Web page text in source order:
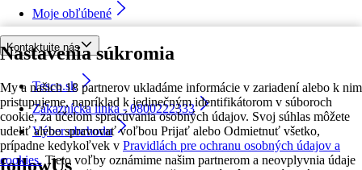
Nastavenia súkromia
My a našich 18 partnerov ukladáme informácie v zariadení alebo k nim
pristupujeme, napríklad k jedinečným identifikátorom v súboroch
cookie, za účelom spracúvania osobných údajov. Svoj súhlas môžete
udeliť alebo spravovať voľbou Prijať alebo Odmietnuť všetko,
prípadne kedykoľvek v Pravidlách pre ochranu osobných údajov a
cookies. Tieto voľby oznámime našim partnerom a neovplyvnia údaje
Moje obľúbené
Kontaktujte nás
Tesco.sk
Zákaznícka linka - 0800222333
Výber obchodu
followUs